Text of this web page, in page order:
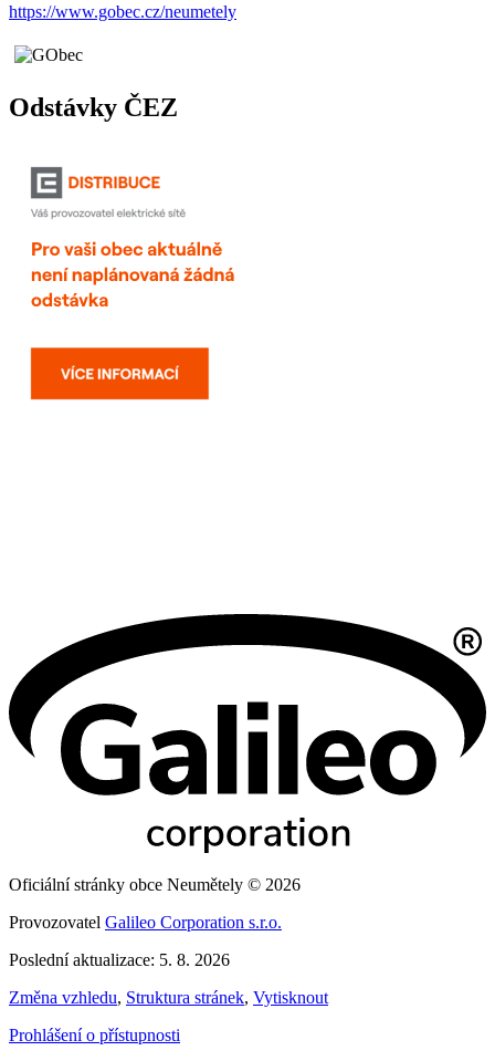
https://www.gobec.cz/neumetely
Odstávky ČEZ
Oficiální stránky obce Neumětely © 2026
Provozovatel Galileo Corporation s.r.o.
Poslední aktualizace: 5. 8. 2026
Změna vzhledu, Struktura stránek, Vytisknout
Prohlášení o přístupnosti